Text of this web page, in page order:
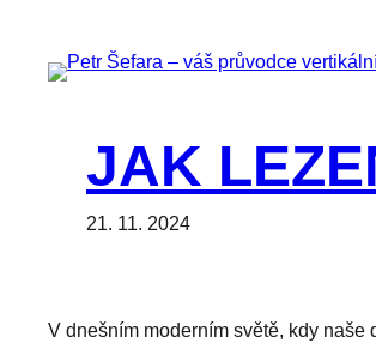
obsah
JAK
21. 11. 2024
V dnešním moderním světě, kdy